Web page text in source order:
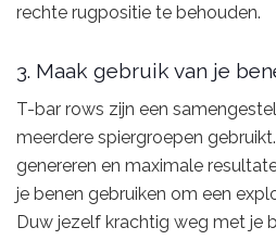
rechte rugpositie te behouden.
3. Maak gebruik van je
T-bar rows zijn een
meerdere spiergroepen
genereren en maximale
je benen gebruiken om een
Duw jezelf krachtig weg met je